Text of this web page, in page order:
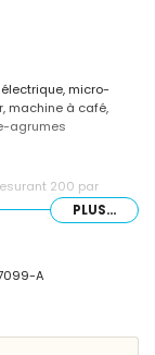
micro-
machine à café,
agrumes
200 par
160cm) et ventilateur
200 par
baignoire/douche et
PLUS...
A